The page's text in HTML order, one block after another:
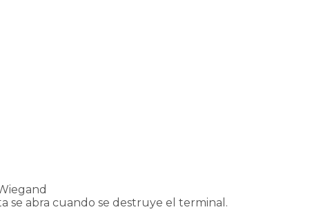
se abra cuando se destruye el terminal.